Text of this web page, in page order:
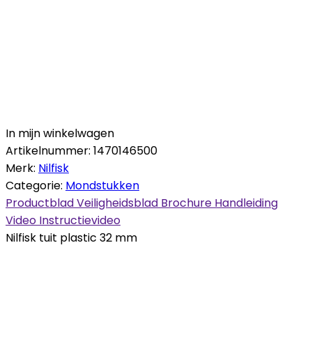
In mijn winkelwagen
Artikelnummer: 1470146500
Merk: Nilfisk
Categorie: Mondstukken
ProductbladVeiligheidsblad Brochure Handleiding
Video Instructievideo
Nilfisk tuit plastic 32 mm